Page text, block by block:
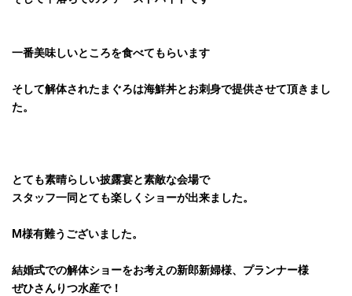
一番美味しいところを食べてもらいます
そして解体されたまぐろは海鮮丼とお刺身で提供させて頂きまし
た。
とても素晴らしい披露宴と素敵な会場で
スタッフ一同とても楽しくショーが出来ました。
M様有難うございました。
結婚式での解体ショーをお考えの新郎新婦様、プランナー様
ぜひさんりつ水産で！